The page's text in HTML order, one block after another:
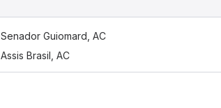
Senador Guiomard, AC
Assis Brasil, AC